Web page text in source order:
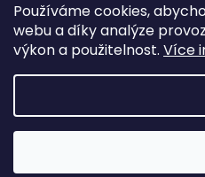
Používáme cookies,
webu a díky analýze
výkon a použitelnost. Více